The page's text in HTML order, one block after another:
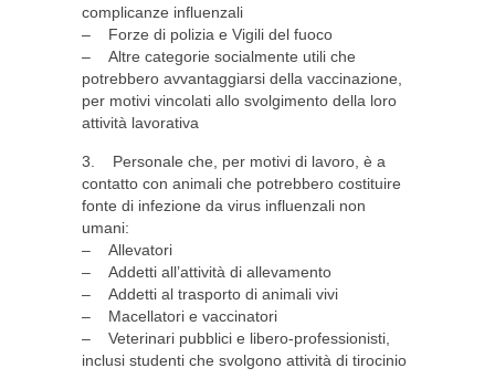
complicanze influenzali
– Forze di polizia e Vigili del fuoco
– Altre categorie socialmente utili che
potrebbero avvantaggiarsi della vaccinazione,
per motivi vincolati allo svolgimento della loro
attività lavorativa
3. Personale che, per motivi di lavoro, è a
contatto con animali che potrebbero costituire
fonte di infezione da virus influenzali non
umani:
– Allevatori
– Addetti all’attività di allevamento
– Addetti al trasporto di animali vivi
– Macellatori e vaccinatori
– Veterinari pubblici e libero-professionisti,
inclusi studenti che svolgono attività di tirocinio